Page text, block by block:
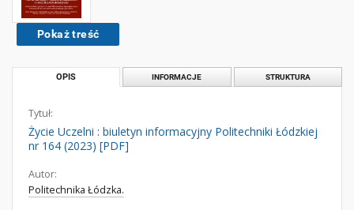
Pokaż treść
OPIS INFORMACJE STRUKTURA
Tytuł:
Życie Uczelni : biuletyn informacyjny Politechniki Łódzkiej
nr 164 (2023) [PDF]
Autor:
Politechnika Łódzka.